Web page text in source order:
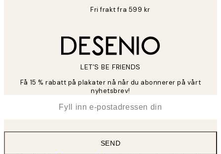
Fri frakt fra 599 kr
LET’S BE FRIENDS
Få 15 % rabatt på plakater nå når du abonnerer på vårt
nyhetsbrev!
SEND